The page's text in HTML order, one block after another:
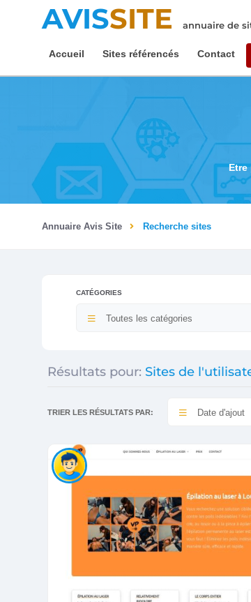
AVISSITE annuaire de
Accueil Sites référencés Contact
Etre
Annuaire Avis Site Recherche sites
CATÉGORIES
Toutes les catégories
Résultats pour: Sites de
TRIER LES RÉSULTATS PAR: Date d'ajout